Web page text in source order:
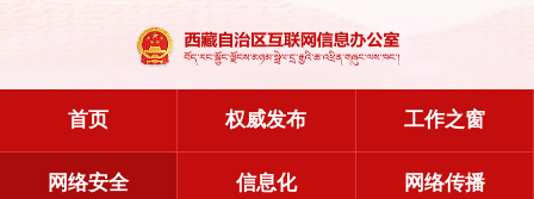
首页 权威发布 工作之窗
网络安全 信息化 网络传播